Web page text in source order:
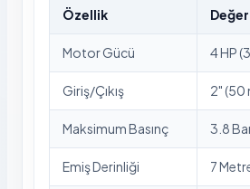
Özellik Değer
Motor Gücü 4 HP
Giriş/Çıkış 2" (50
Maksimum Basınç 3.8
Emiş Derinliği 7